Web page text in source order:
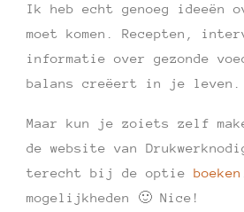
Ik heb echt genoeg ideeën
moet komen. Recepten,
informatie over gezonde
balans creëert in je leven.
Maar kun je zoiets zelf
de website van
terecht bij de optie boeken
mogelijkheden 🙂 Nice!